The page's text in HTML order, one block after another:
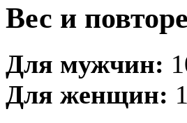
Вес и
Для мужчин:
Для женщин: